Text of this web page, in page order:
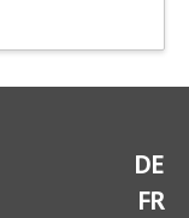
DE
FR